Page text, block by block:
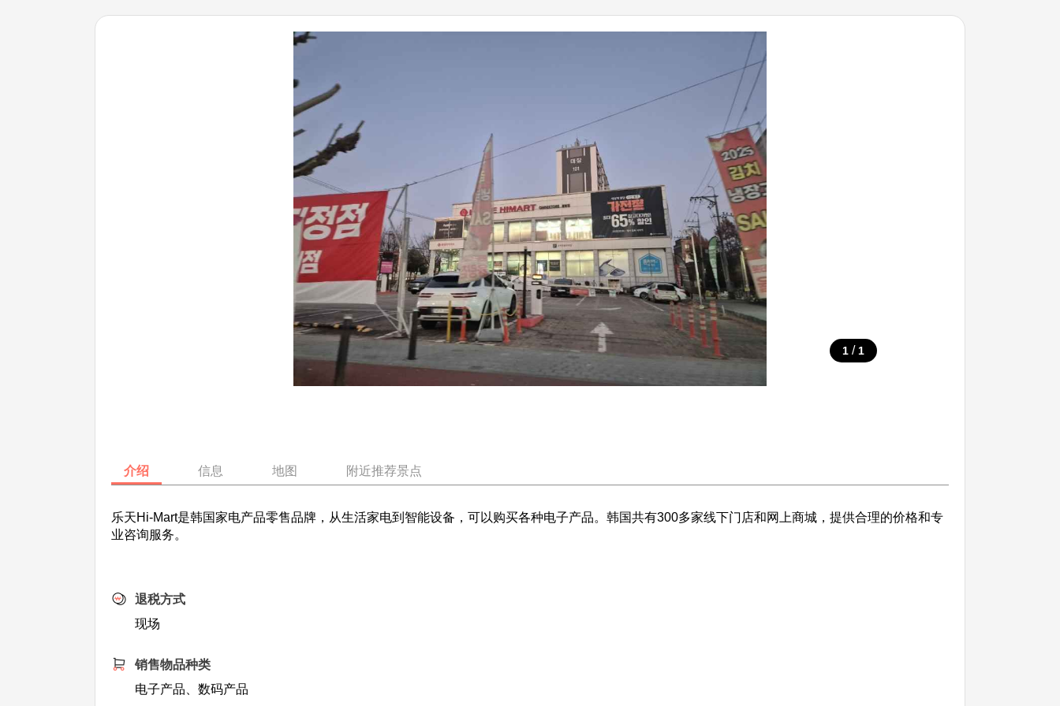
1 / 1
介绍 信息 地图 附近推荐景点
乐天Hi-Mart是韩国家电产品零售品牌，从生活家电到智能设备，可以购买各种电子产品。韩国共有300多家线下门店和网上商城，提供合理的价格和专
业咨询服务。
退税方式
现场
销售物品种类
电子产品、数码产品